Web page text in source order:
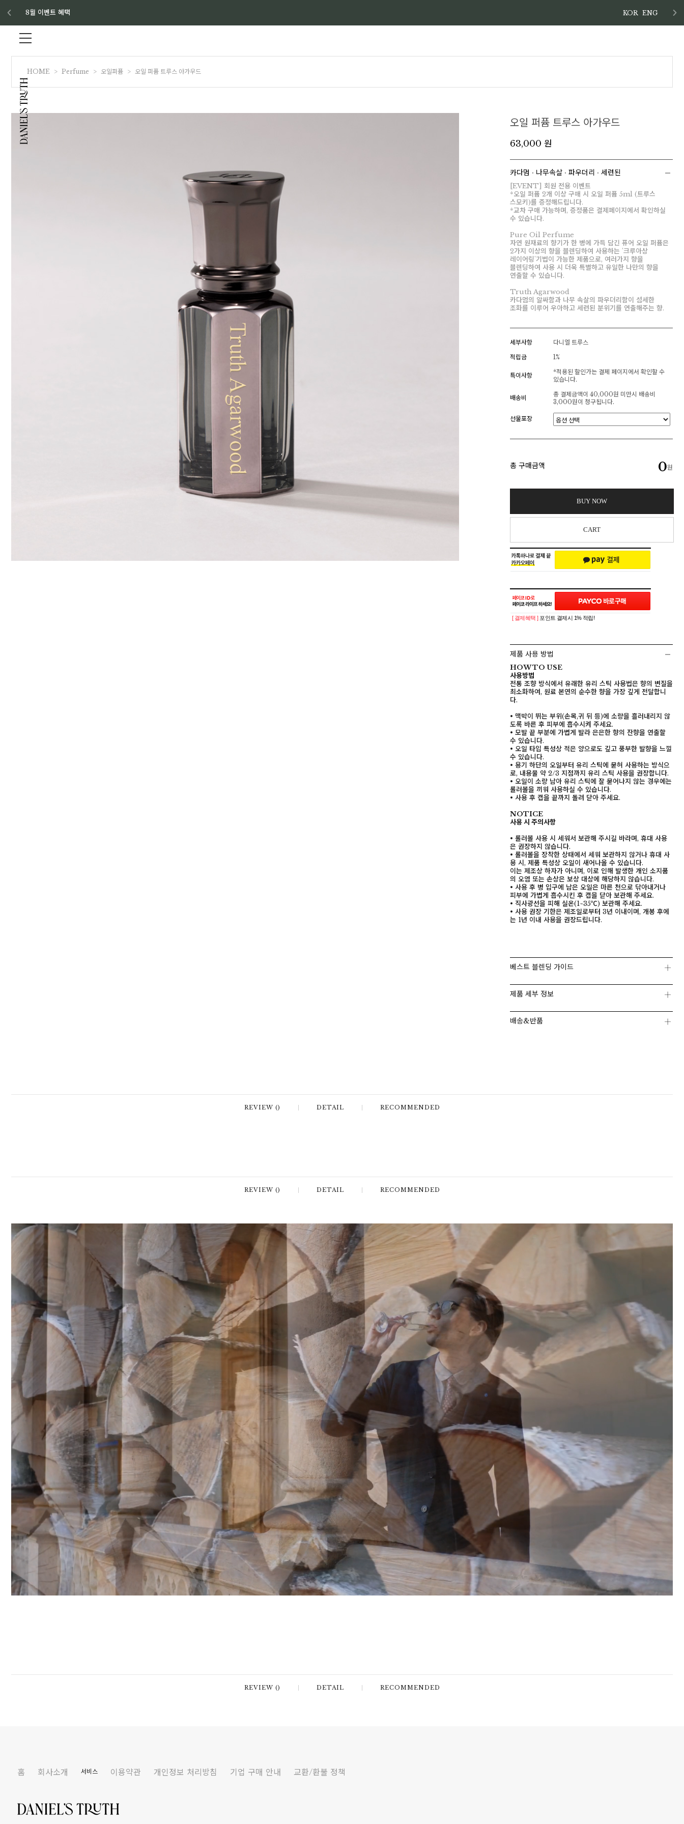
8월 이벤트 혜택 KOR ENG
HOME > Perfume > 오일퍼퓸 > 오일 퍼퓸 트루스 아가우드
오일 퍼퓸 트루스 아가우드
63,000 원
카다멈 ∙ 나무속살 ∙ 파우더리 ∙ 세련된
[EVENT] 회원 전용 이벤트
*오일 퍼퓸 2개 이상 구매 시 오일 퍼퓸 5ml (트루스
스모키)를 증정해드립니다.
*교차 구매 가능하며, 증정품은 결제페이지에서 확인하실
수 있습니다.
Pure Oil Perfume
자연 원재료의 향기가 한 병에 가득 담긴 퓨어 오일 퍼퓸은
2가지 이상의 향을 블렌딩하여 사용하는 '크루아상
레이어링'기법이 가능한 제품으로, 여러가지 향을
블렌딩하여 사용 시 더욱 특별하고 유일한 나만의 향을
연출할 수 있습니다.
Truth Agarwood
카다멈의 알싸함과 나무 속살의 파우더리함이 섬세한
조화를 이루어 우아하고 세련된 분위기를 연출해주는 향.
세부사항
다니엘 트루스
적립금
1%
특이사항
*적용된 할인가는 결제 페이지에서 확인할 수
있습니다.
배송비
총 결제금액이 40,000원 미만시 배송비
3,000원이 청구됩니다.
선물포장
총 구매금액 0원
BUY NOW
CART
페이코 ID로 페이
코 라이프 하세요!
PAYCO 바로구매
[ 결제혜택 ] 포인트 결제시 1% 적립!
제품 사용 방법
HOW TO USE
사용방법
전통 조향 방식에서 유래한 유리 스틱 사용법은 향의 변질을
최소화하여, 원료 본연의 순수한 향을 가장 깊게 전달합니
다.
• 맥박이 뛰는 부위(손목,귀 뒤 등)에 소량을 흘러내리지 않
도록 바른 후 피부에 흡수시켜 주세요.
• 모발 끝 부분에 가볍게 발라 은은한 향의 잔향을 연출할
수 있습니다.
• 오일 타입 특성상 적은 양으로도 깊고 풍부한 발향을 느낄
수 있습니다.
• 용기 하단의 오일부터 유리 스틱에 묻혀 사용하는 방식으
로, 내용물 약 2/3 지점까지 유리 스틱 사용을 권장합니다.
• 오일이 소량 남아 유리 스틱에 잘 묻어나지 않는 경우에는
롤러볼을 끼워 사용하실 수 있습니다.
• 사용 후 캡을 끝까지 돌려 닫아 주세요.
NOTICE
사용 시 주의사항
• 롤러볼 사용 시 세워서 보관해 주시길 바라며, 휴대 사용
은 권장하지 않습니다.
• 롤러볼을 장착한 상태에서 세워 보관하지 않거나 휴대 사
용 시, 제품 특성상 오일이 새어나올 수 있습니다.
이는 제조상 하자가 아니며, 이로 인해 발생한 개인 소지품
의 오염 또는 손상은 보상 대상에 해당하지 않습니다.
• 사용 후 병 입구에 남은 오일은 마른 천으로 닦아내거나
피부에 가볍게 흡수시킨 후 캡을 닫아 보관해 주세요.
• 직사광선을 피해 실온(1~35℃) 보관해 주세요.
• 사용 권장 기한은 제조일로부터 3년 이내이며, 개봉 후에
는 1년 이내 사용을 권장드립니다.
베스트 블렌딩 가이드
제품 세부 정보
배송&반품
REVIEW () DETAIL RECOMMENDED
REVIEW () DETAIL RECOMMENDED
REVIEW () DETAIL RECOMMENDED
홈 회사소개 서비스 이용약관 개인정보 처리방침 기업 구매 안내 교환/환불 정책